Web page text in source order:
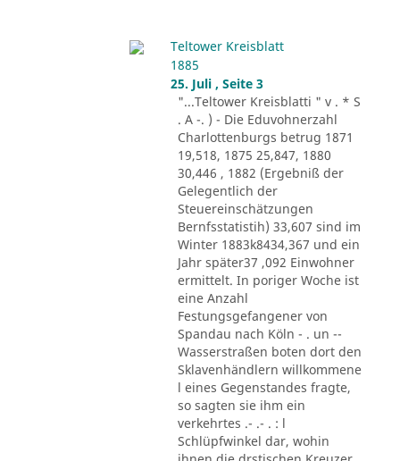
Teltower Kreisblatt
1885
25. Juli , Seite 3
"...Teltower Kreisblatti " v . * S
. A -. ) - Die Eduvohnerzahl
Charlottenburgs betrug 1871
19,518, 1875 25,847, 1880
30,446 , 1882 (Ergebniß der
Gelegentlich der
Steuereinschätzungen
Bernfsstatistih) 33,607 sind im
Winter 1883k8434,367 und ein
Jahr später37 ,092 Einwohner
ermittelt. In poriger Woche ist
eine Anzahl
Festungsgefangener von
Spandau nach Köln - . un --
Wasserstraßen boten dort den
Sklavenhändlern willkommene
l eines Gegenstandes fragte,
so sagten sie ihm ein
verkehrtes .- .- . : l
Schlüpfwinkel dar, wohin